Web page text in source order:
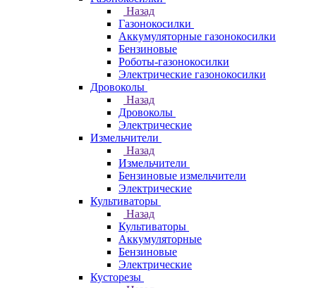
Назад
Газонокосилки
Аккумуляторные газонокосилки
Бензиновые
Роботы-газонокосилки
Электрические газонокосилки
Дровоколы
Назад
Дровоколы
Электрические
Измельчители
Назад
Измельчители
Бензиновые измельчители
Электрические
Культиваторы
Назад
Культиваторы
Аккумуляторные
Бензиновые
Электрические
Кусторезы